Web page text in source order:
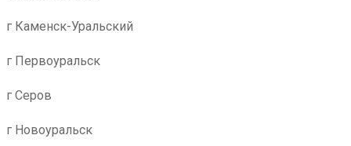
г Каменск-Уральский
г Первоуральск
г Серов
г Новоуральск